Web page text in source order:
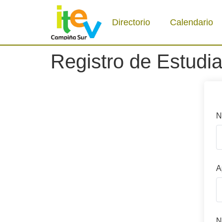
Directorio Calendario
Registro de